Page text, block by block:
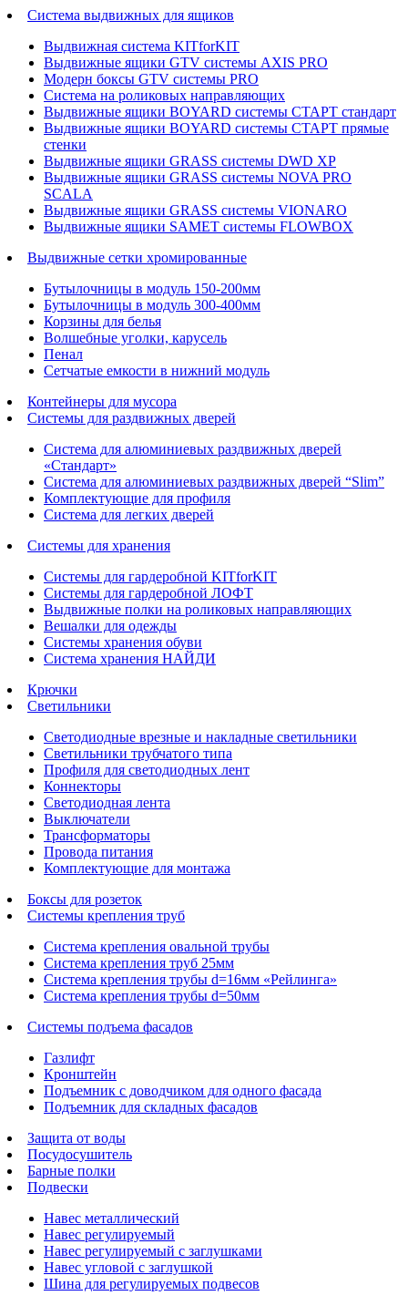
Система выдвижных для ящиков
Выдвижная система KITforKIT
Выдвижные ящики GTV системы AXIS PRO
Модерн боксы GTV системы PRO
Система на роликовых направляющих
Выдвижные ящики BOYARD системы СТАРТ стандарт
Выдвижные ящики BOYARD системы СТАРТ прямые
стенки
Выдвижные ящики GRASS системы DWD XP
Выдвижные ящики GRASS системы NOVA PRO
SCALA
Выдвижные ящики GRASS системы VIONARO
Выдвижные ящики SAMET системы FLOWBOX
Выдвижные сетки хромированные
Бутылочницы в модуль 150-200мм
Бутылочницы в модуль 300-400мм
Корзины для белья
Волшебные уголки, карусель
Пенал
Cетчатые емкости в нижний модуль
Контейнеры для мусора
Системы для раздвижных дверей
Система для алюминиевых раздвижных дверей
«Стандарт»
Система для алюминиевых раздвижных дверей “Slim”
Комплектующие для профиля
Система для легких дверей
Системы для хранения
Системы для гардеробной KITforKIT
Системы для гардеробной ЛОФТ
Выдвижные полки на роликовых направляющих
Вешалки для одежды
Системы хранения обуви
Система хранения НАЙДИ
Крючки
Светильники
Светодиодные врезные и накладные светильники
Светильники трубчатого типа
Профиля для светодиодных лент
Коннекторы
Светодиодная лента
Выключатели
Трансформаторы
Провода питания
Комплектующие для монтажа
Боксы для розеток
Системы крепления труб
Система крепления овальной трубы
Система крепления труб 25мм
Система крепления трубы d=16мм «Рейлинга»
Система крепления трубы d=50мм
Системы подъема фасадов
Газлифт
Кронштейн
Подъемник с доводчиком для одного фасада
Подъемник для складных фасадов
Защита от воды
Посудосушитель
Барные полки
Подвески
Навес металлический
Навес регулируемый
Навес регулируемый с заглушками
Навес угловой с заглушкой
Шина для регулируемых подвесов